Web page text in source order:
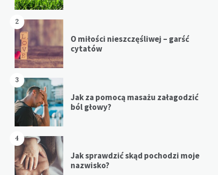
2
O miłości nieszczęśliwej – garść
cytatów
3
Jak za pomocą masażu załagodzić
ból głowy?
4
Jak sprawdzić skąd pochodzi moje
nazwisko?